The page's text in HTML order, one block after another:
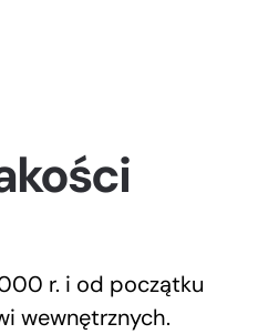
r. i od początku
wewnętrznych.